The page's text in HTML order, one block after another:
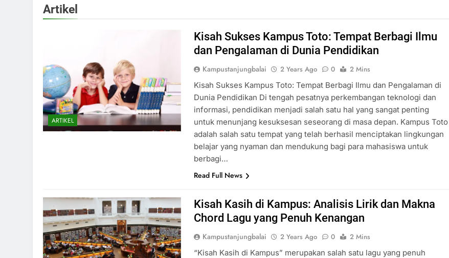
Artikel
ARTIKEL
Kisah Sukses Kampus Toto: Tempat Berbagi Ilmu
dan Pengalaman di Dunia Pendidikan
Kampustanjungbalai 2 Years Ago 0
2 Mins
Kisah Sukses Kampus Toto: Tempat Berbagi Ilmu dan Pengalaman di
Dunia Pendidikan Di tengah pesatnya perkembangan teknologi dan
informasi, pendidikan menjadi salah satu hal yang sangat penting
untuk menunjang kesuksesan seseorang di masa depan. Kampus Toto
adalah salah satu tempat yang telah berhasil menciptakan lingkungan
belajar yang nyaman dan mendukung bagi para mahasiswa untuk
berbagi…
Read Full News
Kisah Kasih di Kampus: Analisis Lirik dan Makna
Chord Lagu yang Penuh Kenangan
Kampustanjungbalai 2 Years Ago 0
2 Mins
“Kisah Kasih di Kampus” merupakan salah satu lagu yang penuh